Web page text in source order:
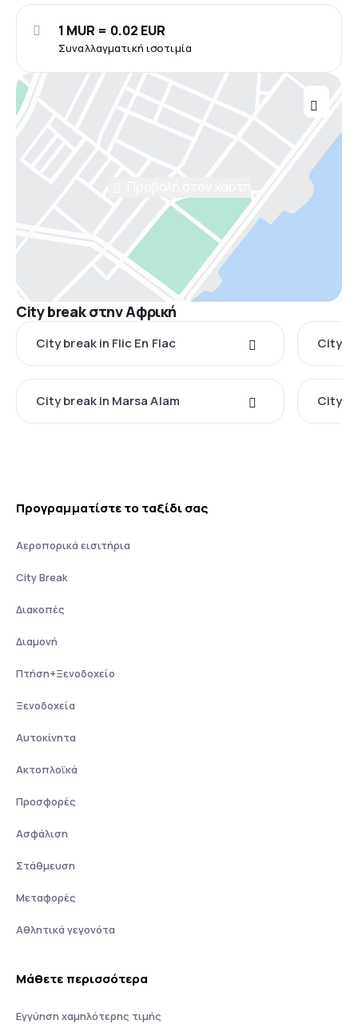
Συναλλαγματική ισοτιμία
1 MUR = 0.02 EUR
City break στην Αφρική
City break in Flic En Flac City
City break in Marsa Alam City
Προγραμματίστε το ταξίδι σας
Αεροπορικά εισιτήρια
City Break
Διακοπές
Διαμονή
Πτήση+Ξενοδοχείο
Ξενοδοχεία
Αυτοκίνητα
Ακτοπλοϊκά
Προσφορές
Ασφάλιση
Στάθμευση
Μεταφορές
Αθλητικά γεγονότα
Μάθετε περισσότερα
Εγγύηση χαμηλότερης τιμής